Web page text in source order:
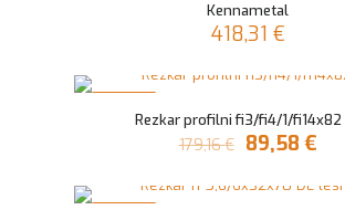
Kennametal
418,31 €
Rezkar profilni fi3/fi4/1/fi14x82
179,16€ Izvirna
je
89,58€
je: